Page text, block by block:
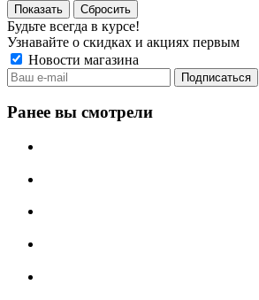
Сбросить
Будьте всегда в курсе!
Узнавайте о скидках и акциях первым
Новости магазина
Ранее вы смотрели